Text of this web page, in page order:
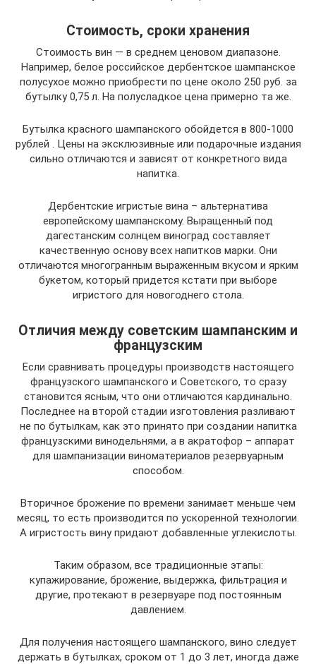
Стоимость, сроки хранения
Стоимость вин — в среднем ценовом диапазоне.
Например, белое российское дербентское шампанское
полусухое можно приобрести по цене около 250 руб. за
бутылку 0,75 л. На полусладкое цена примерно та же.
Бутылка красного шампанского обойдется в 800-1000
рублей . Цены на эксклюзивные или подарочные издания
сильно отличаются и зависят от конкретного вида
напитка.
Дербентские игристые вина – альтернатива
европейскому шампанскому. Выращенный под
дагестанским солнцем виноград составляет
качественную основу всех напитков марки. Они
отличаются многогранным выраженным вкусом и ярким
букетом, который придется кстати при выборе
игристого для новогоднего стола.
Отличия между советским шампанским и
французским
Если сравнивать процедуры производств настоящего
французского шампанского и Советского, то сразу
становится ясным, что они отличаются кардинально.
Последнее на второй стадии изготовления разливают
не по бутылкам, как это принято при создании напитка
французскими винодельнями, а в акратофор – аппарат
для шампанизации виноматериалов резервуарным
способом.
Вторичное брожение по времени занимает меньше чем
месяц, то есть производится по ускоренной технологии.
А игристость вину придают добавленные углекислоты.
Таким образом, все традиционные этапы:
купажирование, брожение, выдержка, фильтрация и
другие, протекают в резервуаре под постоянным
давлением.
Для получения настоящего шампанского, вино следует
держать в бутылках, сроком от 1 до 3 лет, иногда даже